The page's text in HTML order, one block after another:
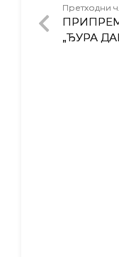
Претходни
„ЂУРА